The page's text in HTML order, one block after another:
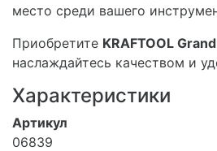
место среди вашего
Приобретите KRAFTOOL
наслаждайтесь качеством и
Характеристики
Артикул
06839